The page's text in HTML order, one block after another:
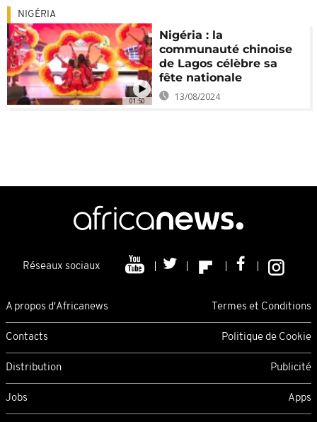
01:50
NIGÉRIA
Nigéria : la
communauté chinoise
de Lagos célèbre sa
fête nationale
13/08/2024
Réseaux sociaux
A propos d'Africanews Termes et Conditions
Contacts Politique de Cookie
Distribution Publicité
Jobs Apps